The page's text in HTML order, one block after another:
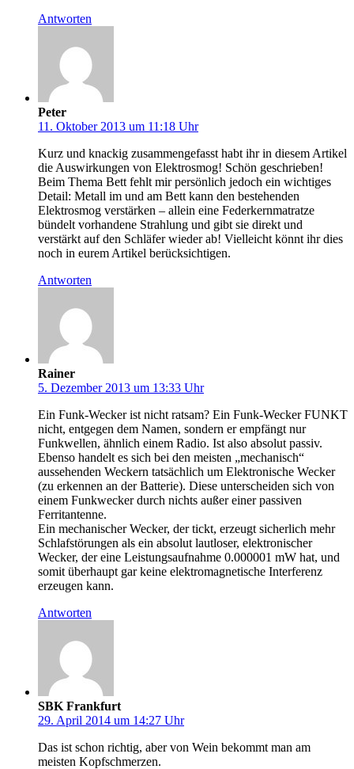
Antworten
Peter
11. Oktober 2013 um 11:18 Uhr
Kurz und knackig zusammengefasst habt ihr in diesem Artikel
die Auswirkungen von Elektrosmog! Schön geschrieben!
Beim Thema Bett fehlt mir persönlich jedoch ein wichtiges
Detail: Metall im und am Bett kann den bestehenden
Elektrosmog verstärken – allein eine Federkernmatratze
bündelt vorhandene Strahlung und gibt sie direkt und
verstärkt auf den Schläfer wieder ab! Vielleicht könnt ihr dies
noch in eurem Artikel berücksichtigen.
Antworten
Rainer
5. Dezember 2013 um 13:33 Uhr
Ein Funk-Wecker ist nicht ratsam? Ein Funk-Wecker FUNKT
nicht, entgegen dem Namen, sondern er empfängt nur
Funkwellen, ähnlich einem Radio. Ist also absolut passiv.
Ebenso handelt es sich bei den meisten „mechanisch“
aussehenden Weckern tatsächlich um Elektronische Wecker
(zu erkennen an der Batterie). Diese unterscheiden sich von
einem Funkwecker durch nichts außer einer passiven
Ferritantenne.
Ein mechanischer Wecker, der tickt, erzeugt sicherlich mehr
Schlafstörungen als ein absolut lautloser, elektronischer
Wecker, der eine Leistungsaufnahme 0.000001 mW hat, und
somit überhaupt gar keine elektromagnetische Interferenz
erzeugen kann.
Antworten
SBK Frankfurt
29. April 2014 um 14:27 Uhr
Das ist schon richtig, aber von Wein bekommt man am
meisten Kopfschmerzen.